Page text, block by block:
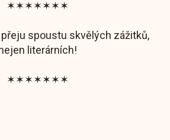
✶✶✶✶✶✶✶
spoustu skvělých zážitků,
literárních!
✶✶✶✶✶✶✶